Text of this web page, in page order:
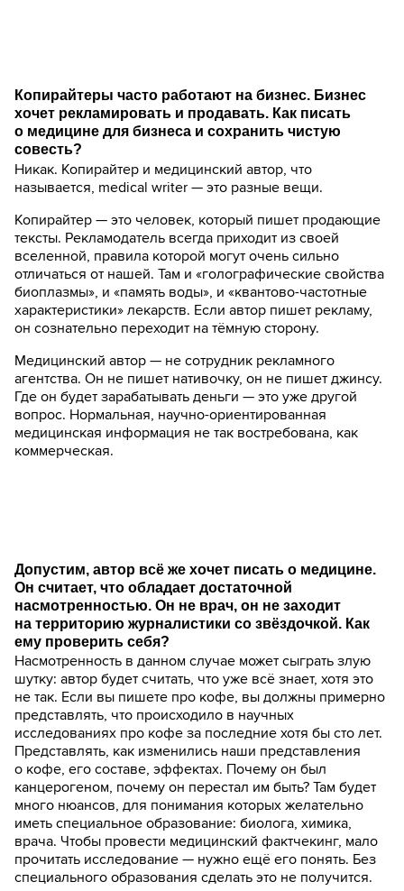
Копирайтеры часто работают на бизнес. Бизнес
хочет рекламировать и продавать. Как писать
о медицине для бизнеса и сохранить чистую
совесть?
Никак. Копирайтер и медицинский автор, что
называется, medical writer — это разные вещи.
Копирайтер — это человек, который пишет продающие
тексты. Рекламодатель всегда приходит из своей
вселенной, правила которой могут очень сильно
отличаться от нашей. Там и «голографические свойства
биоплазмы», и «память воды», и «квантово-частотные
характеристики» лекарств. Если автор пишет рекламу,
он сознательно переходит на тёмную сторону.
Медицинский автор — не сотрудник рекламного
агентства. Он не пишет нативочку, он не пишет джинсу.
Где он будет зарабатывать деньги — это уже другой
вопрос. Нормальная, научно-ориентированная
медицинская информация не так востребована, как
коммерческая.
Допустим, автор всё же хочет писать о медицине.
Он считает, что обладает достаточной
насмотренностью. Он не врач, он не заходит
на территорию журналистики со звёздочкой. Как
ему проверить себя?
Насмотренность в данном случае может сыграть злую
шутку: автор будет считать, что уже всё знает, хотя это
не так. Если вы пишете про кофе, вы должны примерно
представлять, что происходило в научных
исследованиях про кофе за последние хотя бы сто лет.
Представлять, как изменились наши представления
о кофе, его составе, эффектах. Почему он был
канцерогеном, почему он перестал им быть? Там будет
много нюансов, для понимания которых желательно
иметь специальное образование: биолога, химика,
врача. Чтобы провести медицинский фактчекинг, мало
прочитать исследование — нужно ещё его понять. Без
специального образования сделать это не получится.